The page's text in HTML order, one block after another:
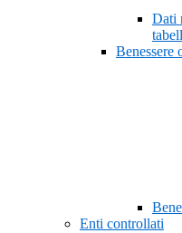
Dati
Benessere
Enti controllati